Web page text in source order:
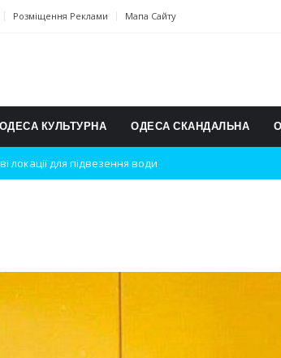
Розміщення Реклами Мапа Сайту
ОДЕСА КУЛЬТУРНА ОДЕСА СКАНДАЛЬНА
чемпіонаті з карате
в Швейцарії
суспільство